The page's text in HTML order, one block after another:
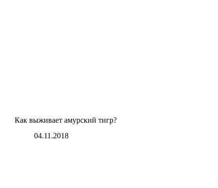
Как выживает амурский тигр?
04.11.2018